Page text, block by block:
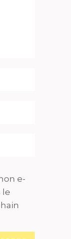
e-
le